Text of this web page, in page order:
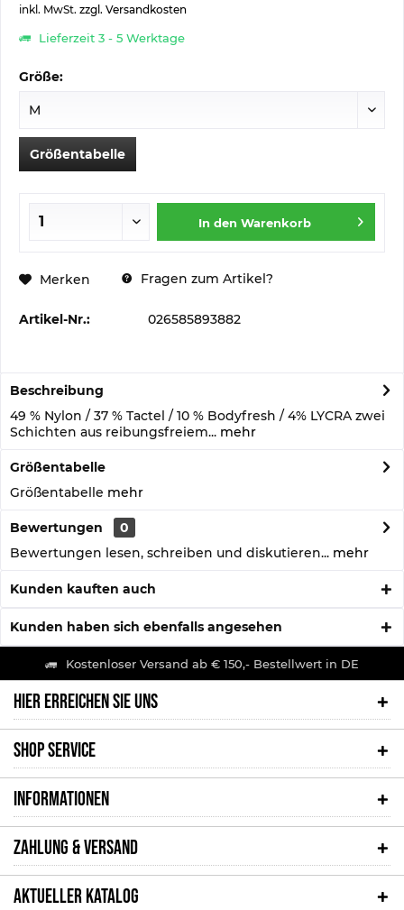
inkl. MwSt. zzgl. Versandkosten
Lieferzeit 3 - 5 Werktage
Größe:
Größentabelle
In den Warenkorb
Merken Fragen zum Artikel?
Artikel-Nr.: 026585893882
Beschreibung
49 % Nylon / 37 % Tactel / 10 % Bodyfresh / 4% LYCRA zwei
Schichten aus reibungsfreiem... mehr
Größentabelle
Größentabelle mehr
Bewertungen
0
Bewertungen lesen, schreiben und diskutieren... mehr
Kunden kauften auch
Kunden haben sich ebenfalls angesehen
Kostenloser Versand ab € 150,- Bestellwert in DE
HIER ERREICHEN SIE UNS
SHOP SERVICE
INFORMATIONEN
ZAHLUNG & VERSAND
AKTUELLER KATALOG